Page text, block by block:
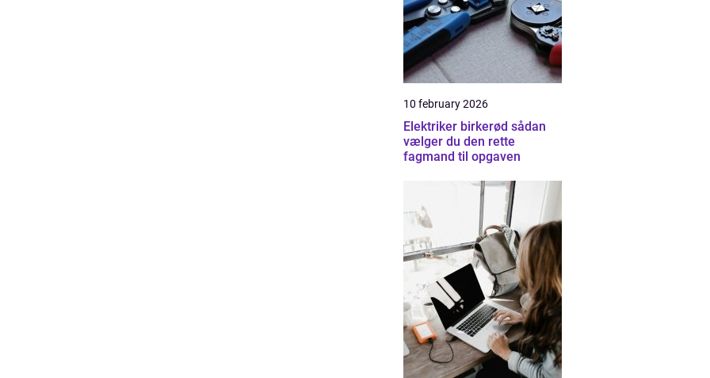
10 february 2026
Elektriker birkerød sådan
vælger du den rette
fagmand til opgaven